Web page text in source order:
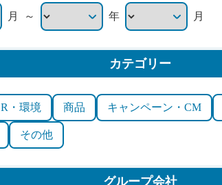
月 ～ 年 月
カテゴリー
・環境 商品 キャンペーン・CM
その他
グループ会社